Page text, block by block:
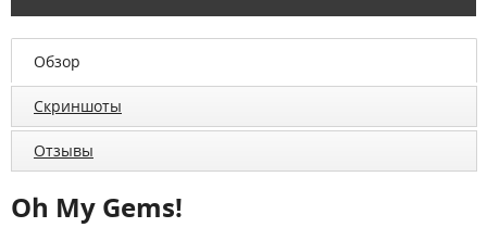
Обзор
Скриншоты
Отзывы
Oh My Gems!